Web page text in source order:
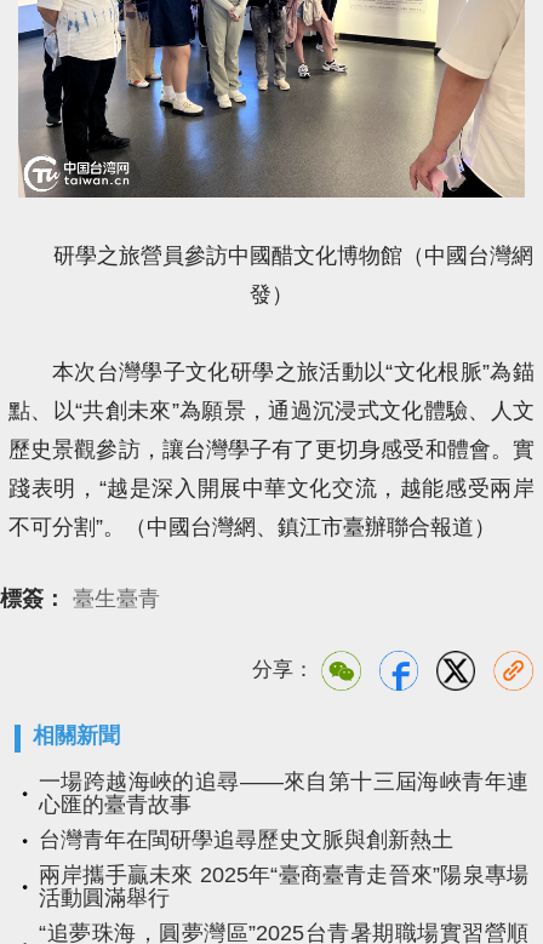
研學之旅營員參訪中國醋文化博物館（中國台灣網
發）
本次台灣學子文化研學之旅活動以“文化根脈”為錨
點、以“共創未來”為願景，通過沉浸式文化體驗、人文
歷史景觀參訪，讓台灣學子有了更切身感受和體會。實
踐表明，“越是深入開展中華文化交流，越能感受兩岸
不可分割”。（中國台灣網、鎮江市臺辦聯合報道）
標簽： 臺生臺青
分享：
相關新聞
一場跨越海峽的追尋——來自第十三屆海峽青年連
心匯的臺青故事
台灣青年在閩研學追尋歷史文脈與創新熱土
兩岸攜手贏未來 2025年“臺商臺青走晉來”陽泉專場
活動圓滿舉行
“追夢珠海，圓夢灣區”2025台青暑期職場實習營順